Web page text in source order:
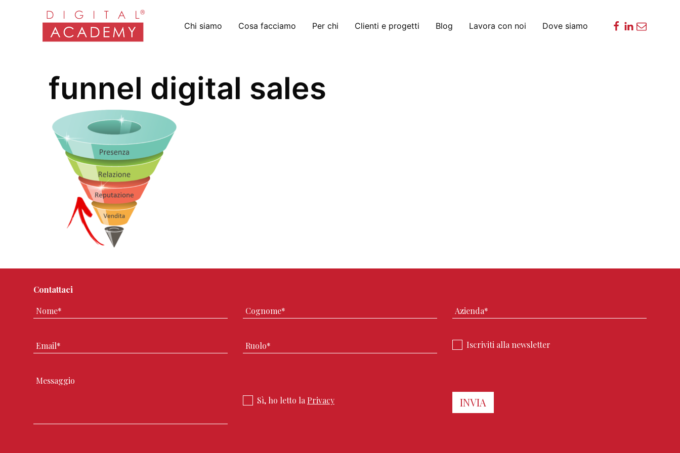
Chi siamo Cosa facciamo Per chi Clienti e progetti Blog Lavora con noi Dove siamo
funnel digital sales
Contattaci
Iscriviti alla newsletter
Sì, ho letto la Privacy